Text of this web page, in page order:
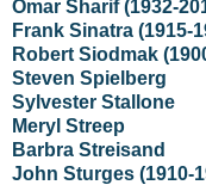
Omar Sharif (1932-
Frank Sinatra (1915-
Robert Siodmak
Steven Spielberg
Sylvester Stallone
Meryl Streep
Barbra Streisand
John Sturges (1910-